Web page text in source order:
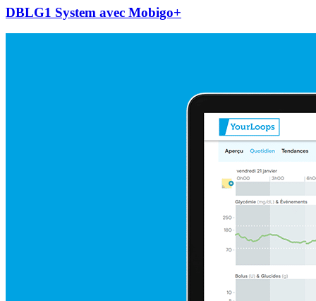
DBLG1 System avec Mobigo+